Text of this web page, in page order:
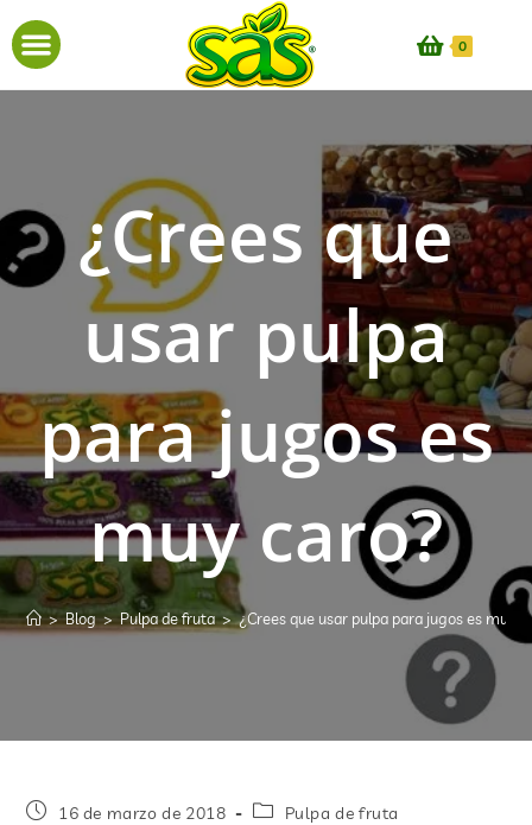
0
¿Crees que
usar pulpa
para jugos es
muy caro?
> Blog > Pulpa de fruta > ¿Crees que usar pulpa para jugos es muy
16 de marzo de 2018 Pulpa de fruta